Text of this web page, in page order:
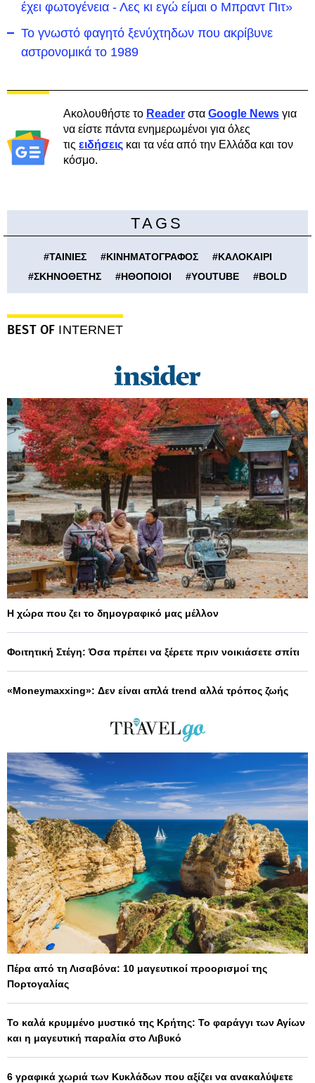
έχει φωτογένεια - Λες κι εγώ είμαι ο Μπραντ Πιτ»
Το γνωστό φαγητό ξενύχτηδων που ακρίβυνε
αστρονομικά το 1989
Ακολουθήστε το Reader στα Google News για
να είστε πάντα ενημερωμένοι για όλες
τις ειδήσεις και τα νέα από την Ελλάδα και τον
κόσμο.
TAGS
#ΤΑΙΝΙΕΣ #ΚΙΝΗΜΑΤΟΓΡΑΦΟΣ #ΚΑΛΟΚΑΙΡΙ
#ΣΚΗΝΟΘΕΤΗΣ #ΗΘΟΠΟΙΟΙ #YOUTUBE #BOLD
BEST OF INTERNET
Η χώρα που ζει το δημογραφικό μας μέλλον
Φοιτητική Στέγη: Όσα πρέπει να ξέρετε πριν νοικιάσετε σπίτι
«Moneymaxxing»: Δεν είναι απλά trend αλλά τρόπος ζωής
Πέρα από τη Λισαβόνα: 10 μαγευτικοί προορισμοί της
Πορτογαλίας
Το καλά κρυμμένο μυστικό της Κρήτης: Το φαράγγι των Αγίων
και η μαγευτική παραλία στο Λιβυκό
6 γραφικά χωριά των Κυκλάδων που αξίζει να ανακαλύψετε